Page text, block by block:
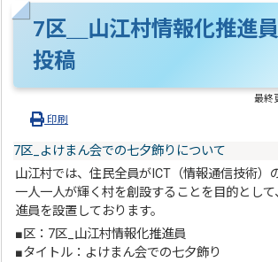
7区＿山江村情報化推進
投稿
最終
印刷
7区_よけまん会での七夕飾りについて
山江村では、住民全員がICT（情報通信技術）
一人一人が輝く村を創設することを目的とし
進員を設置しております。
■区：7区_山江村情報化推進員
■タイトル：よけまん会で